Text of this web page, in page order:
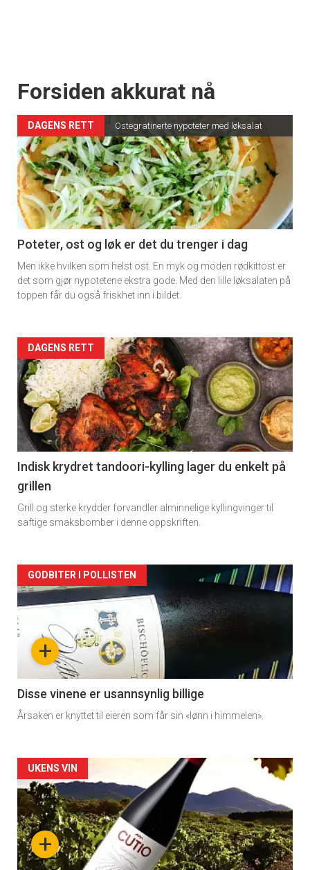
Forsiden akkurat nå
DAGENS RETT Ostegratinerte nypoteter med løksalat
Poteter, ost og løk er det du trenger i dag
Men ikke hvilken som helst ost. En myk og moden rødkittost er
det som gjør nypotetene ekstra gode. Med den lille løksalaten på
toppen får du også friskhet inn i bildet.
Forsiden
akkurat
nå
-
2
DAGENS RETT
Indisk krydret tandoori-kylling lager du enkelt på
grillen
Grill og sterke krydder forvandler alminnelige kyllingvinger til
saftige smaksbomber i denne oppskriften.
Forsiden
akkurat
nå
3
+
GODBITER I POLLISTEN
Disse vinene er usannsynlig billige
Årsaken er knyttet til eieren som får sin «lønn i himmelen».
Forsiden
akkurat
nå
-
+
UKENS VIN